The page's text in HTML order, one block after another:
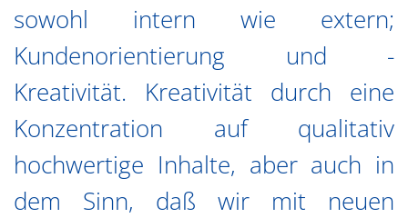
sowohl intern wie extern;
Kundenorientierung und -
Kreativität. Kreativität durch eine
Konzentration auf qualitativ
hochwertige Inhalte, aber auch in
dem Sinn, daß wir mit neuen